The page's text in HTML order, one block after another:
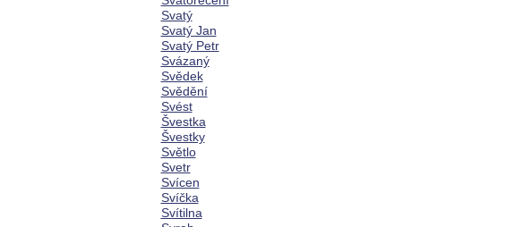
Svatý
Svatý Jan
Svatý Petr
Svázaný
Svědek
Svědění
Svést
Švestka
Švestky
Světlo
Svetr
Svícen
Svíčka
Svítilna